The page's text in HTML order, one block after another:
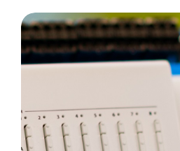
Priva – IDS voor